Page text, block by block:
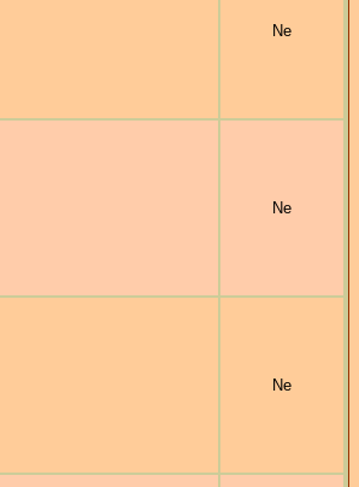
Ne
Ne
Ne